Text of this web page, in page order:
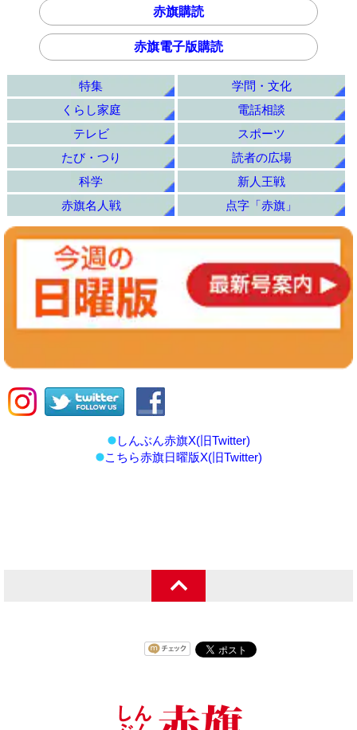
赤旗購読
赤旗電子版購読
特集
学問・文化
くらし家庭
電話相談
テレビ
スポーツ
たび・つり
読者の広場
科学
新人王戦
赤旗名人戦
点字「赤旗」
しんぶん赤旗X(旧Twitter)
こちら赤旗日曜版X(旧Twitter)